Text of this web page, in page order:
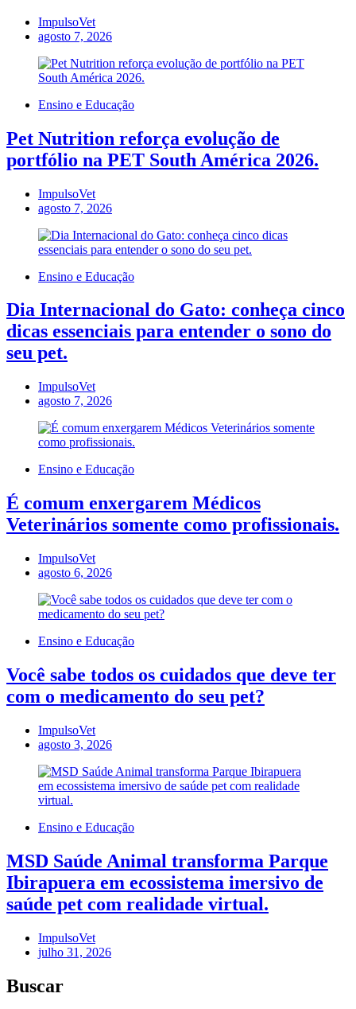
ImpulsoVet
agosto 7, 2026
Ensino e Educação
Pet Nutrition reforça evolução de
portfólio na PET South América 2026.
ImpulsoVet
agosto 7, 2026
Ensino e Educação
Dia Internacional do Gato: conheça cinco
dicas essenciais para entender o sono do
seu pet.
ImpulsoVet
agosto 7, 2026
Ensino e Educação
É comum enxergarem Médicos
Veterinários somente como profissionais.
ImpulsoVet
agosto 6, 2026
Ensino e Educação
Você sabe todos os cuidados que deve ter
com o medicamento do seu pet?
ImpulsoVet
agosto 3, 2026
Ensino e Educação
MSD Saúde Animal transforma Parque
Ibirapuera em ecossistema imersivo de
saúde pet com realidade virtual.
ImpulsoVet
julho 31, 2026
Buscar